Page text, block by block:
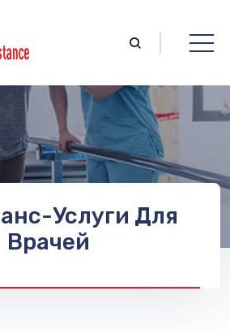
Услуги Для
Врачей